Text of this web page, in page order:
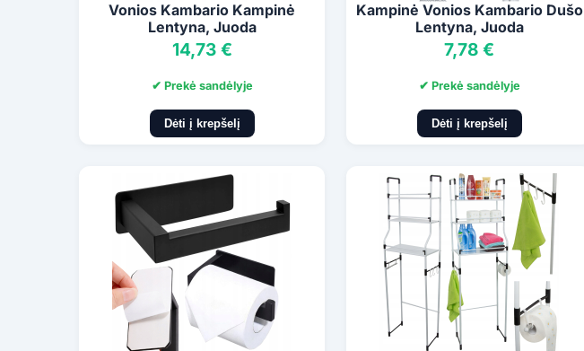
Vonios Kambario Kampinė
Lentyna, Juoda
14,73 €
✔ Prekė sandėlyje
Dėti į krepšelį
Kampinė Vonios Kambario Dušo
Lentyna, Juoda
7,78 €
✔ Prekė sandėlyje
Dėti į krepšelį